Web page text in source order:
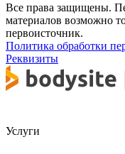
Все права защищены.
материалов возможно
первоисточник.
Политика обработки
Реквизиты
Услуги